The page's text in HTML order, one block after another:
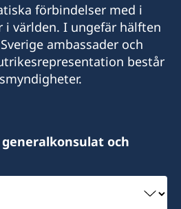
förbindelser med i
världen. I ungefär hälften
ambassader och
består
och